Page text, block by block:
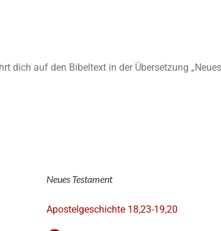
dich auf den Bibeltext in der Übersetzung
Neues Testament
Apostelgeschichte 18,23-19,20